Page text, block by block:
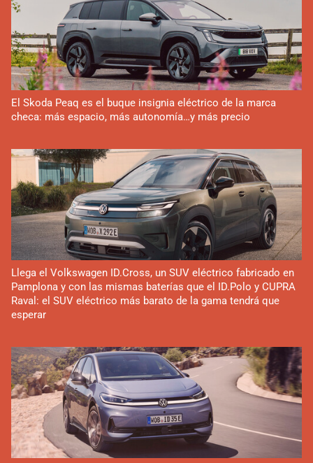
El Skoda Peaq es el buque insignia eléctrico de la marca
checa: más espacio, más autonomía…y más precio
Llega el Volkswagen ID.Cross, un SUV eléctrico fabricado en
Pamplona y con las mismas baterías que el ID.Polo y CUPRA
Raval: el SUV eléctrico más barato de la gama tendrá que
esperar